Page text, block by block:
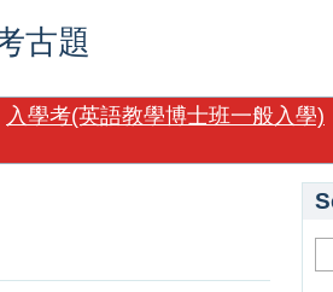
古題
入學考(英語教學博士班一般入學)